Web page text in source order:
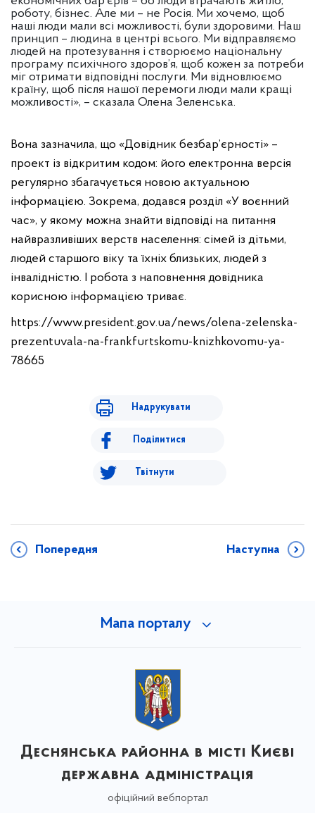
роботу, бізнес. Але ми – не Росія. Ми хочемо, щоб
наші люди мали всі можливості, були здоровими. Наш
принцип – людина в центрі всього. Ми відправляємо
людей на протезування і створюємо національну
програму психічного здоров’я, щоб кожен за потреби
міг отримати відповідні послуги. Ми відновлюємо
країну, щоб після нашої перемоги люди мали кращі
можливості», – сказала Олена Зеленська.
Вона зазначила, що «Довідник безбар’єрності» –
проект із відкритим кодом: його електронна версія
регулярно збагачується новою актуальною
інформацією. Зокрема, додався розділ «У воєнний
час», у якому можна знайти відповіді на питання
найвразливіших верств населення: сімей із дітьми,
людей старшого віку та їхніх близьких, людей з
інвалідністю. І робота з наповнення довідника
корисною інформацією триває.
https://www.president.gov.ua/news/olena-zelenska-
prezentuvala-na-frankfurtskomu-knizhkovomu-ya-
78665
Надрукувати
Поділитися
Твітнути
Попередня Наступна
Мапа порталу
Деснянська районна в місті Києві
державна адміністрація
офіційний вебпортал